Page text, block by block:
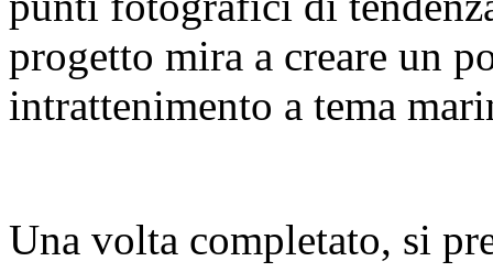
progetto mira a creare un
intrattenimento a tema
Una volta completato, si